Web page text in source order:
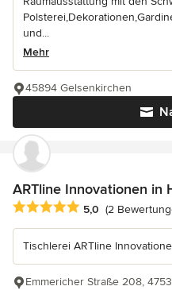
und...
Mehr
45894 Gelsenkirchen
ARTline Innovationen in
Durchschnittliche
5,0 (2
Tischlerei ARTline
Emmericher Straße 208,